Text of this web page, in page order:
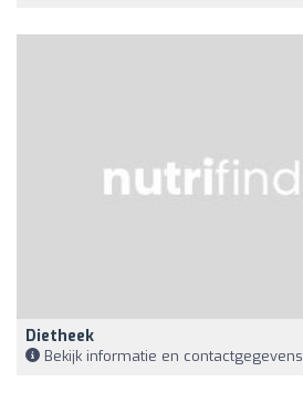
Dietheek
Bekijk informatie en contactgegevens